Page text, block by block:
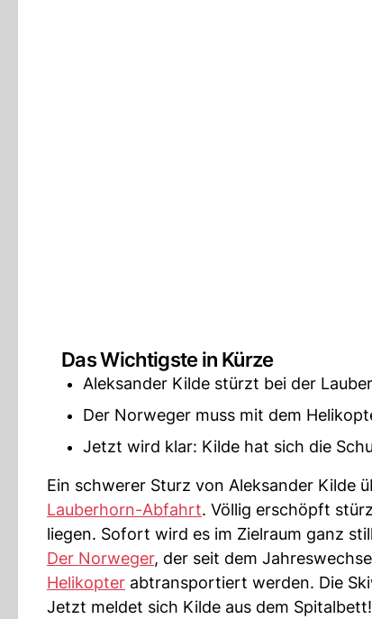
Das Wichtigste in Kürze
Aleksander Kilde stürzt bei der
Der Norweger muss mit dem
Jetzt wird klar: Kilde hat sich die
Ein schwerer Sturz von Aleksander Kilde
Lauberhorn-Abfahrt. Völlig erschöpft
liegen. Sofort wird es im Zielraum ganz
Der Norweger, der seit dem
Helikopter abtransportiert werden. Die
Jetzt meldet sich Kilde aus dem